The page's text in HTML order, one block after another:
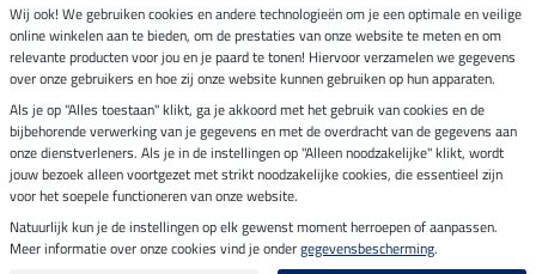
Verzending per
Veilig betalen met
Impressum
Laatste update op 07.08.2026 om 14:39 uur
Wij ook! We gebruiken cookies en andere technologieën om je een optimale en veilige
online winkelen aan te bieden, om de prestaties van onze website te meten en om
relevante producten voor jou en je paard te tonen! Hiervoor verzamelen we gegevens
over onze gebruikers en hoe zij onze website kunnen gebruiken op hun apparaten.
Als je op "Alles toestaan" klikt, ga je akkoord met het gebruik van cookies en de
bijbehorende verwerking van je gegevens en met de overdracht van de gegevens aan
onze dienstverleners. Als je in de instellingen op "Alleen noodzakelijke" klikt, wordt
jouw bezoek alleen voortgezet met strikt noodzakelijke cookies, die essentieel zijn
voor het soepele functioneren van onze website.
Natuurlijk kun je de instellingen op elk gewenst moment herroepen of aanpassen.
Meer informatie over onze cookies vind je ondergegevensbescherming.